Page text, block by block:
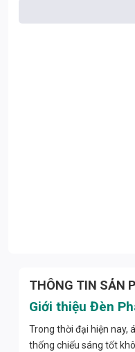
chi tiết, lợi ích vượt trội,
bạn đưa ra quyết định
THÔNG TIN SẢN
Giới thiệu Đèn
Trong thời đại hiện nay,
thống chiếu sáng tốt